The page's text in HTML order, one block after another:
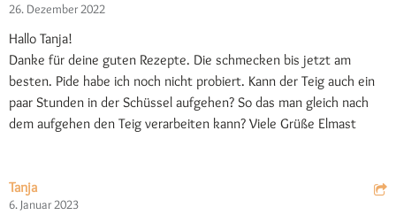
26. Dezember 2022
Hallo Tanja!
Danke für deine guten Rezepte. Die schmecken bis jetzt am
besten. Pide habe ich noch nicht probiert. Kann der Teig auch ein
paar Stunden in der Schüssel aufgehen? So das man gleich nach
dem aufgehen den Teig verarbeiten kann? Viele Grüße Elmast
Tanja
6. Januar 2023